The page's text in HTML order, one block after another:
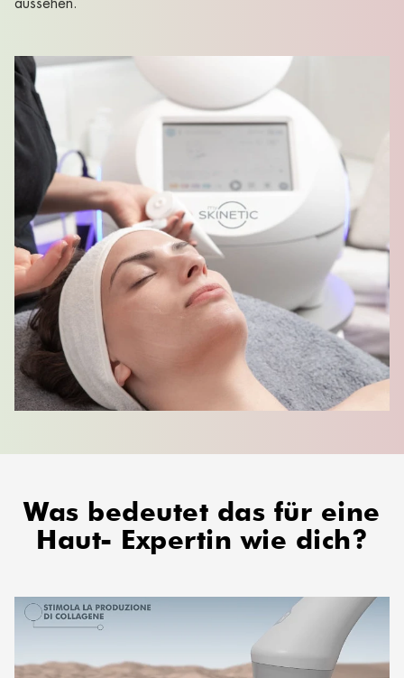
aussehen.
Was bedeutet das für eine
Haut- Expertin wie dich?